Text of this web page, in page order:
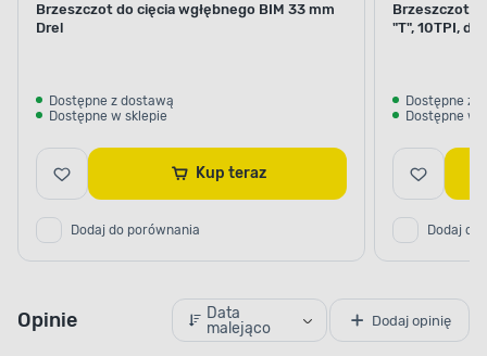
Brzeszczot do cięcia wgłębnego BIM 33 mm
Drel
Dostępne z dostawą
Dostępne w sklepie
Kup teraz
Dodaj do porównania
Brzeszczoty
"T", 10TPI,
Dostępne z
Dostępne w
Dodaj do
Opinie
Data
malejąco
Dodaj opinię